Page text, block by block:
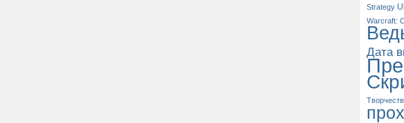
Strategy
Warcraft:
Дата